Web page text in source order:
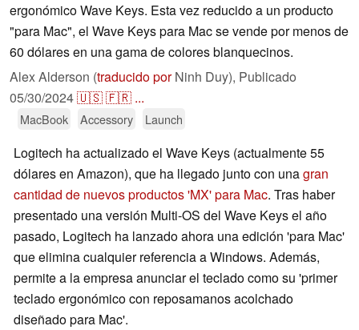
ergonómico Wave Keys. Esta vez reducido a un producto
"para Mac", el Wave Keys para Mac se vende por menos de
60 dólares en una gama de colores blanquecinos.
Alex Alderson (traducido porNinh Duy), Publicado
05/30/2024🇺🇸🇫🇷 ...
MacBook Accessory Launch
Logitech ha actualizado el Wave Keys (actualmente 55
dólares en Amazon), que ha llegado junto con unagran
cantidad de nuevos productos 'MX' para Mac. Tras haber
presentado una versión Multi-OS del Wave Keys el año
pasado, Logitech ha lanzado ahora una edición 'para Mac'
que elimina cualquier referencia a Windows. Además,
permite a la empresa anunciar el teclado como su 'primer
teclado ergonómico con reposamanos acolchado
diseñado para Mac'.